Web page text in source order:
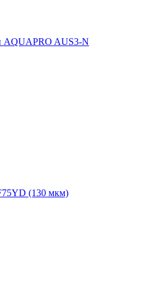
AQUAPRO AUS3-N
(130 мкм)